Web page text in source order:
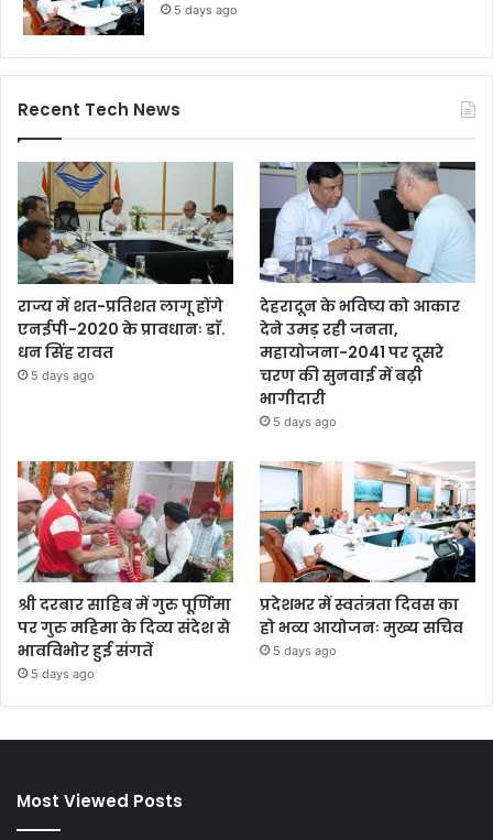
5 days ago
Recent Tech News
राज्य में शत-प्रतिशत लागू होंगे
एनईपी-2020 के प्रावधानः डाॅ.
धन सिंह रावत
5 days ago
देहरादून के भविष्य को आकार
देने उमड़ रही जनता,
महायोजना-2041 पर दूसरे
चरण की सुनवाई में बढ़ी
भागीदारी
5 days ago
श्री दरबार साहिब में गुरु पूर्णिमा
पर गुरु महिमा के दिव्य संदेश से
भावविभोर हुई संगतें
5 days ago
प्रदेशभर में स्वतंत्रता दिवस का
हो भव्य आयोजनः मुख्य सचिव
5 days ago
Most Viewed Posts